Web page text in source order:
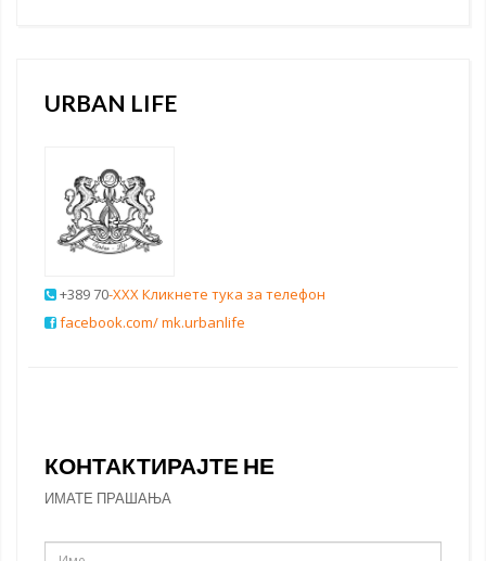
URBAN LIFE
+389 70-XXX Кликнете тука за телефон
facebook.com/ mk.urbanlife
КОНТАКТИРАЈТЕ НЕ
ИМАТЕ ПРАШАЊА